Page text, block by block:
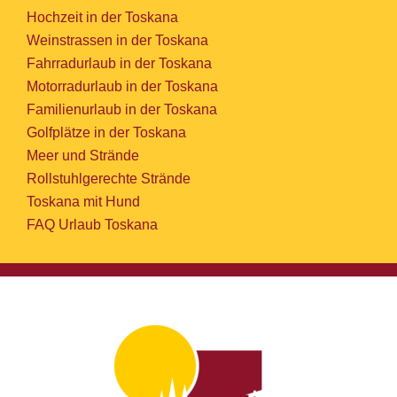
Hochzeit in der Toskana
Weinstrassen in der Toskana
Fahrradurlaub in der Toskana
Motorradurlaub in der Toskana
Familienurlaub in der Toskana
Golfplätze in der Toskana
Meer und Strände
Rollstuhlgerechte Strände
Toskana mit Hund
FAQ Urlaub Toskana